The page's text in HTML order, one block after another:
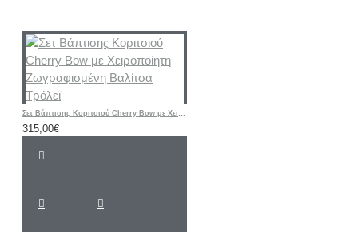
Σετ Βάπτισης Κοριτσιού Cherry Bow με Χειροποίητη Ζωγραφισμένη Βαλίτσα Τρόλεϊ
315,00€